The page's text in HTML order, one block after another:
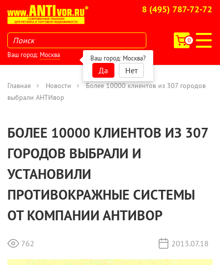
8 (495) 787-72-72
0
Ваш город: Москва Ваш город: Москва?
Да Нет
Главная Новости
Более 10000 клиентов из 307 городов
выбрали АНТИвор
БОЛЕЕ 10000 КЛИЕНТОВ ИЗ 307
ГОРОДОВ ВЫБРАЛИ И
УСТАНОВИЛИ
ПРОТИВОКРАЖНЫЕ СИСТЕМЫ
ОТ КОМПАНИИ АНТИВОР
762 2013.07.18